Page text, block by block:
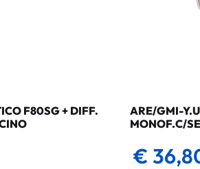
F80SG + DIFF.
ARE/GMI-
MONOF.C/
€